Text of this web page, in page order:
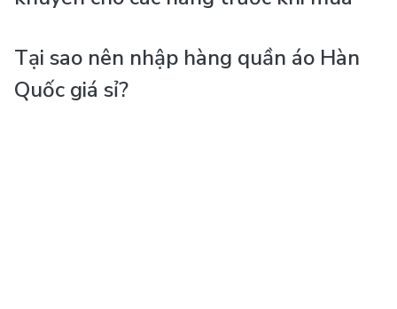
Tại sao nên nhập hàng quần áo Hàn
Quốc giá sỉ?